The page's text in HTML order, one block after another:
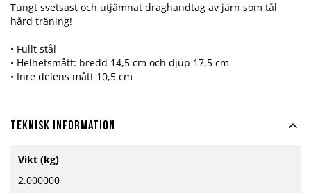
Tungt svetsast och utjämnat draghandtag av järn som tål
hård träning!
• Fullt stål
• Helhetsmått: bredd 14,5 cm och djup 17,5 cm
• Inre delens mått 10,5 cm
Teknisk information
information
Vikt (kg)
2.000000